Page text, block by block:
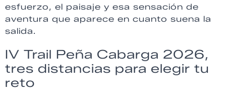
esfuerzo, el paisaje y esa sensación de
aventura que aparece en cuanto suena la
salida.
IV Trail Peña Cabarga 2026,
tres distancias para elegir tu
reto